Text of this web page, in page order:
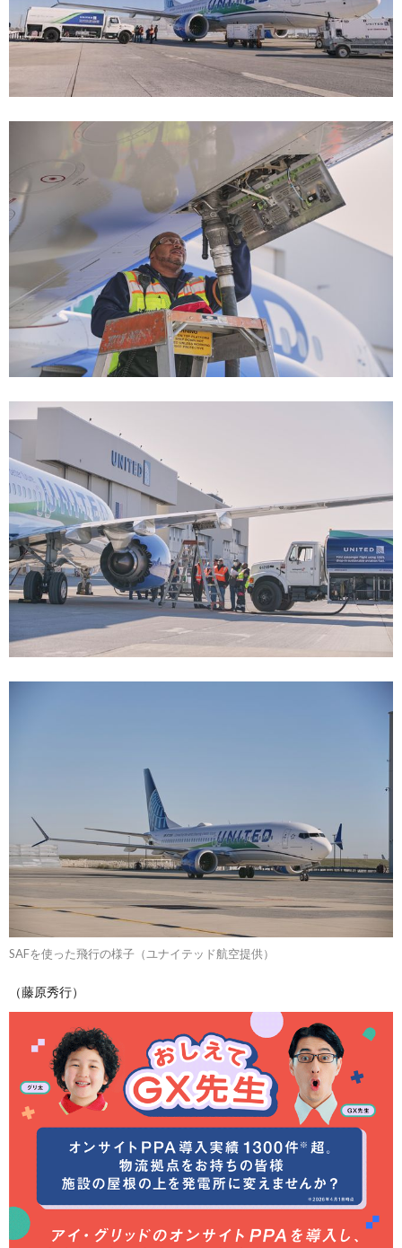
SAFを使った飛行の様子（ユナイテッド航空提供）
（藤原秀行）